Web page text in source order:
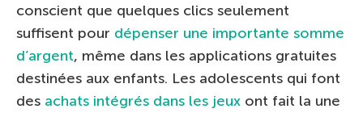
conscient que quelques clics seulement
suffisent pour dépenser une importante somme
d’argent, même dans les applications gratuites
destinées aux enfants. Les adolescents qui font
des achats intégrés dans les jeux ont fait la une